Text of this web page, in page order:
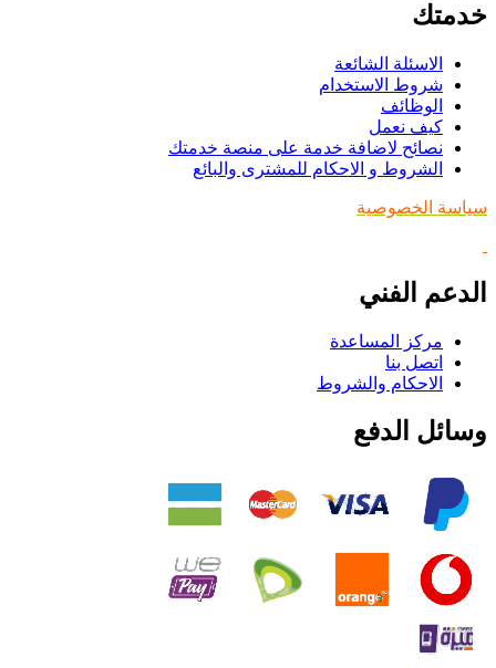
خدمتك
الاسئلة الشائعة
شروط الاستخدام
الوظائف
كيف نعمل
نصائح لاضافة خدمة على منصة خدمتك
الشروط و الاحكام للمشترى والبائع
سياسة الخصوصية
الدعم الفني
مركز المساعدة
اتصل بنا
الاحكام والشروط
وسائل الدفع